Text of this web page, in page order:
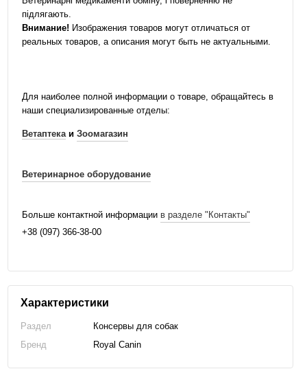
підлягають.
Внимание! Изображения товаров могут отличаться от
реальных товаров, а описания могут быть не актуальными.
Для наиболее полной информации о товаре, обращайтесь в
наши специализированные отделы:
Ветаптекаи Зоомагазин
Ветеринарное оборудование
Больше контактной информации в разделе "Контакты"
+38 (097) 366-38-00
Характеристики
Раздел
Консервы для собак
Бренд
Royal Canin